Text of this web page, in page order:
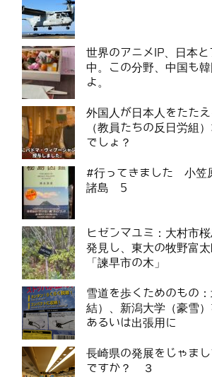
世界のアニメIP、日本
中。この分野、中国も
よ。
外国人が日本人をたた
（教員たちの反日労組
でしょ？
#行ってきました 小笠
諸島 5
ヒゼンマユミ：大村市
発見し、東大の牧野富
「諫早市の木」
雪道を歩くためのもの
結）、新潟大学（豪雪）
あるいは出張用に
長崎県の発展をじゃま
ですか？ ３